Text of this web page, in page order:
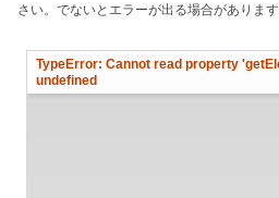
さい。でないとエラーが出る場合があります